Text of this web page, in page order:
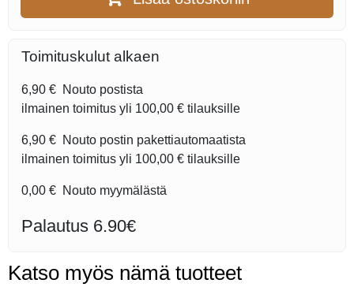
Toimituskulut alkaen
6,90 € Nouto postista
ilmainen toimitus yli 100,00 € tilauksille
6,90 € Nouto postin pakettiautomaatista
ilmainen toimitus yli 100,00 € tilauksille
0,00 € Nouto myymälästä
Palautus 6.90€
Katso myös nämä tuotteet